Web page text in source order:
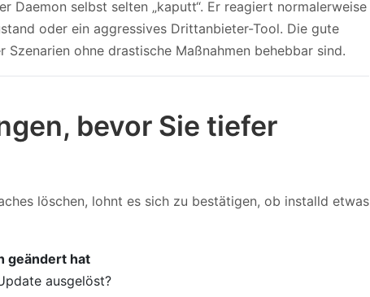
Daemon selbst selten „kaputt“. Er reagiert normalerweise
oder ein aggressives Drittanbieter-Tool. Die gute
ohne drastische Maßnahmen behebbar sind.
bevor Sie tiefer
löschen, lohnt es sich zu bestätigen, ob installd etwas
geändert hat
ausgelöst?